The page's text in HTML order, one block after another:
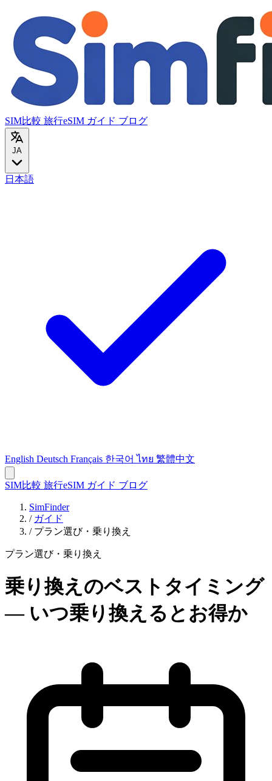
SIM比較 旅行eSIM ガイド ブログ
JA
日本語
English Deutsch Français 한국어 ไทย 繁體中文
SIM比較 旅行eSIM ガイド ブログ
SimFinder
/ ガイド
/ プラン選び・乗り換え
プラン選び・乗り換え
乗り換えのベストタイミング
— いつ乗り換えるとお得か